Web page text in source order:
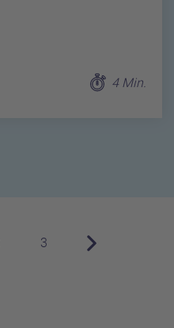
4 Min.
3 Nächste Seite